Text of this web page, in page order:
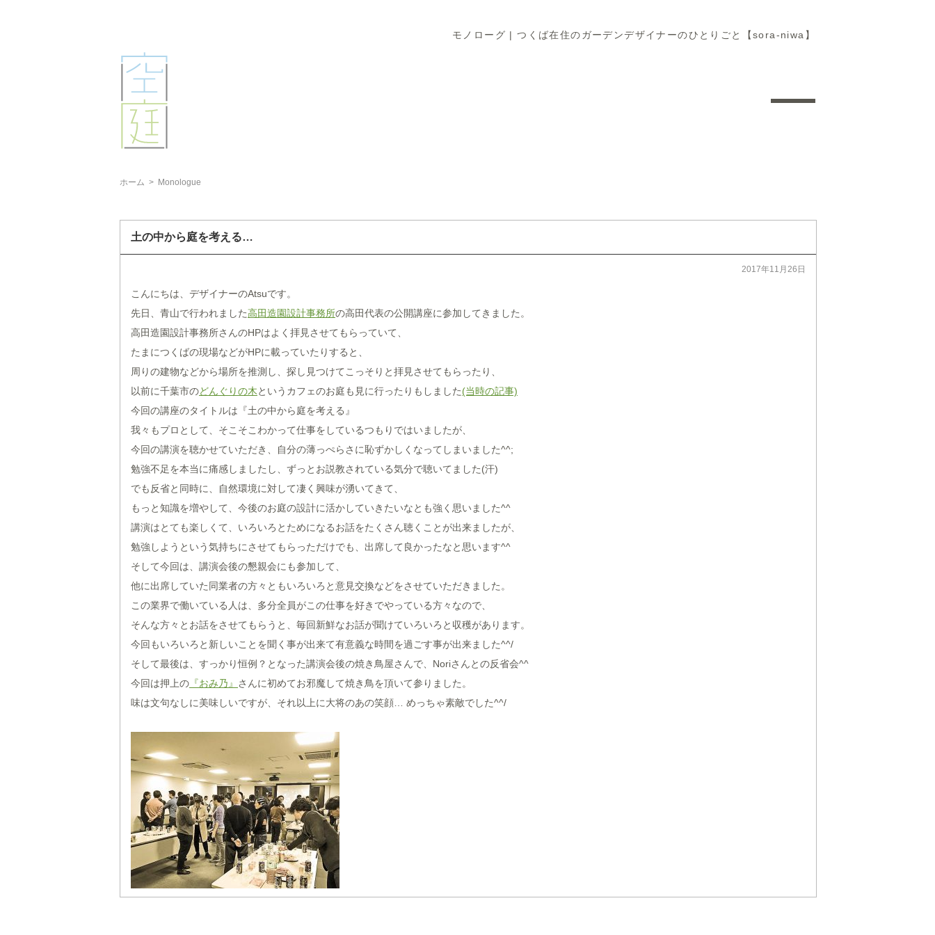
モノローグ | つくば在住のガーデンデザイナーのひとりごと【sora-niwa】
ホーム > Monologue
土の中から庭を考える…
2017年11月26日
こんにちは、デザイナーのAtsuです。
先日、青山で行われました高田造園設計事務所の高田代表の公開講座に参加してきました。
高田造園設計事務所さんのHPはよく拝見させてもらっていて、
たまにつくばの現場などがHPに載っていたりすると、
周りの建物などから場所を推測し、探し見つけてこっそりと拝見させてもらったり、
以前に千葉市のどんぐりの木というカフェのお庭も見に行ったりもしました(当時の記事)
今回の講座のタイトルは『土の中から庭を考える』
我々もプロとして、そこそこわかって仕事をしているつもりではいましたが、
今回の講演を聴かせていただき、自分の薄っぺらさに恥ずかしくなってしまいました^^;
勉強不足を本当に痛感しましたし、ずっとお説教されている気分で聴いてました(汗)
でも反省と同時に、自然環境に対して凄く興味が湧いてきて、
もっと知識を増やして、今後のお庭の設計に活かしていきたいなとも強く思いました^^
講演はとても楽しくて、いろいろとためになるお話をたくさん聴くことが出来ましたが、
勉強しようという気持ちにさせてもらっただけでも、出席して良かったなと思います^^
そして今回は、講演会後の懇親会にも参加して、
他に出席していた同業者の方々ともいろいろと意見交換などをさせていただきました。
この業界で働いている人は、多分全員がこの仕事を好きでやっている方々なので、
そんな方々とお話をさせてもらうと、毎回新鮮なお話が聞けていろいろと収穫があります。
今回もいろいろと新しいことを聞く事が出来て有意義な時間を過ごす事が出来ました^^/
そして最後は、すっかり恒例？となった講演会後の焼き鳥屋さんで、Noriさんとの反省会^^
今回は押上の 『おみ乃』
さんに初めてお邪魔して焼き鳥を頂いて参りました。
味は文句なしに美味しいですが、それ以上に大将のあの笑顔… めっちゃ素敵でした^^/